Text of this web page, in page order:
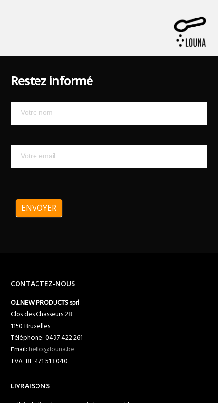
Restez informé
ENVOYER
CONTACTEZ-NOUS
O.L.NEW PRODUCTS sprl
Clos des Chasseurs 28
1150 Bruxelles
Téléphone: 0497 422 261
Email:hello@louna.be
TVA BE 471 513 040
LIVRAISONS